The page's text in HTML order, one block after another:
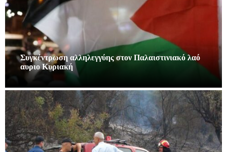
Συγκέντρωση αλληλεγγύης στον Παλαιστινιακό λαό
αυριο Κυριακή